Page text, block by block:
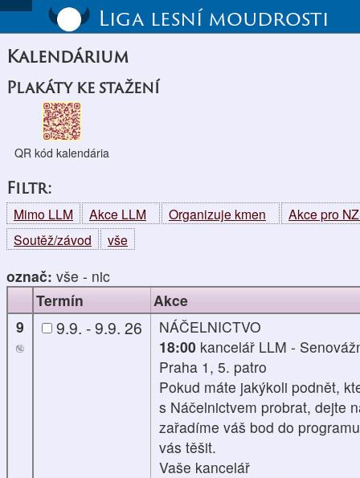
Liga lesní moudrosti
Kalendárium
Plakáty ke stažení
QR kód kalendária
Filtr:
Mimo LLM Akce LLM Organizuje kmen
Akce pro
Soutěž/závod
vše
označ: vše - nic
Termín
Akce
9
9.9. - 9.9. 26
NÁČELNICTVO
18:00 kancelář LLM -
Praha 1, 5. patro
Pokud máte jakýkoli podnět,
s Náčelnictvem probrat, dejte
zařadíme váš bod do
vás těšit.
Vaše kancelář